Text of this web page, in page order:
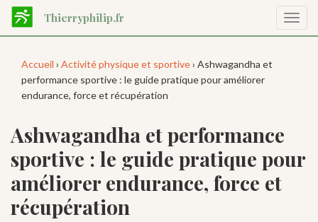
Aller
contenu
Thierryphilip.fr
la
Accueil › Activité physique et sportive› Ashwagandha et
performance sportive : le guide pratique pour améliorer
endurance, force et récupération
Ashwagandha et performance
sportive : le guide pratique pour
améliorer endurance, force et
récupération